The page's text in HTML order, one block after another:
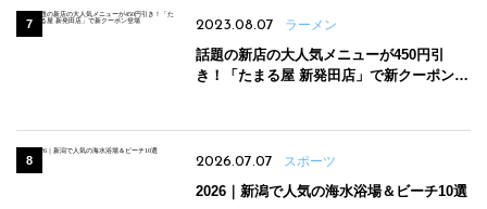
2023.08.07 ラーメン
話題の新店の大人気メニューが450円引
き！「たまる屋 新発田店」で新クーポン登
2026.07.07 スポーツ
2026｜新潟で人気の海水浴場＆ビーチ10選